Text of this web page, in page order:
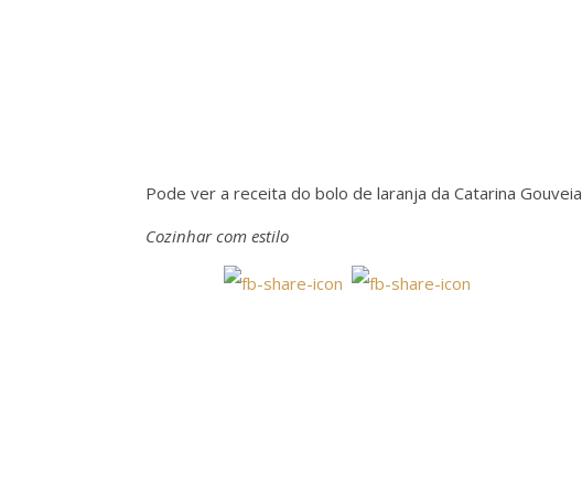
Pode ver a receita do bolo de laranja da Catarina Gouveia
Cozinhar com estilo